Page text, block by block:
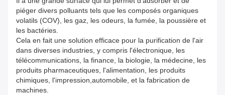
piéger divers polluants tels que les composés organiques
volatils (COV), les gaz, les odeurs, la fumée, la poussière et
les bactéries.
Cela en fait une solution efficace pour la purification de l'air
dans diverses industries, y compris l'électronique, les
télécommunications, la finance, la biologie, la médecine, les
produits pharmaceutiques, l'alimentation, les produits
chimiques, l'impression,automobile, et la fabrication de
machines.